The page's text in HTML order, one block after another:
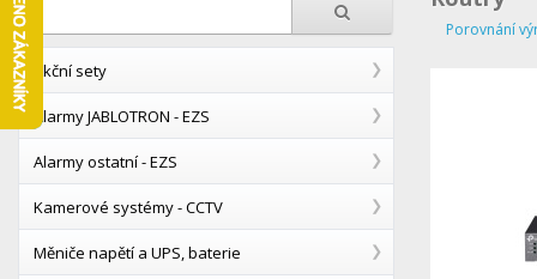
Akční sety
Alarmy JABLOTRON - EZS
Alarmy ostatní - EZS
Kamerové systémy - CCTV
Měniče napětí a UPS, baterie
Porovnání